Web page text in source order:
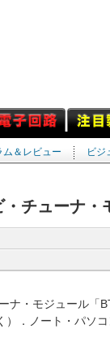
ム＆レビュー ビジ
チューナ・
ナ・モジュール「
．ノート・パソ